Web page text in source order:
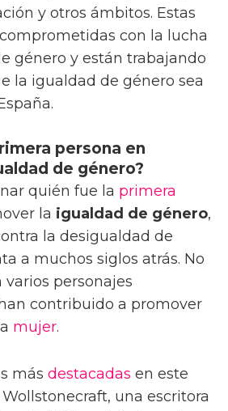
y otros ámbitos. Estas
con la lucha
género y están trabajando
la igualdad de género sea
persona en
de género?
quién fue la primera
la igualdad de género,
la desigualdad de
a muchos siglos atrás. No
personajes
contribuido a promover
mujer.
más destacadas en este
una escritora